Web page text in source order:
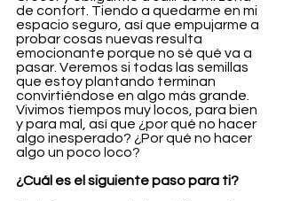
de confort. Tiendo a quedarme en mi
espacio seguro, así que empujarme a
probar cosas nuevas resulta
emocionante porque no sé qué va a
pasar. Veremos si todas las semillas
que estoy plantando terminan
convirtiéndose en algo más grande.
Vivimos tiempos muy locos, para bien
y para mal, así que ¿por qué no hacer
algo inesperado? ¿Por qué no hacer
algo un poco loco?
¿Cuál es el siguiente paso para ti?